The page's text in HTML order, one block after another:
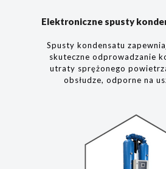
Elektroniczne spusty
Spusty kondensatu
skuteczne odprowadzanie
utraty sprężonego
obsłudze, odporne na